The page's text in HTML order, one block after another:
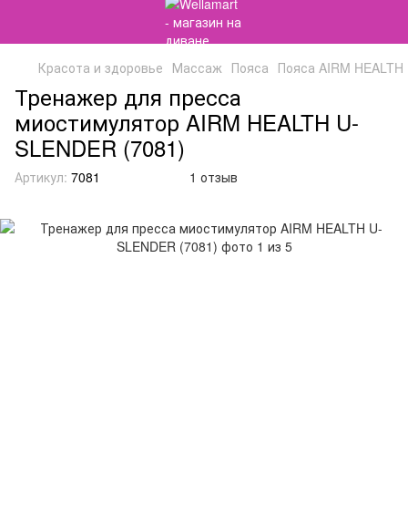
Красота и здоровье Массаж Пояса Пояса AIRM HEALTH
Тренажер для пресса
миостимулятор AIRM HEALTH U-
SLENDER (7081)
Артикул: 7081 1 отзыв